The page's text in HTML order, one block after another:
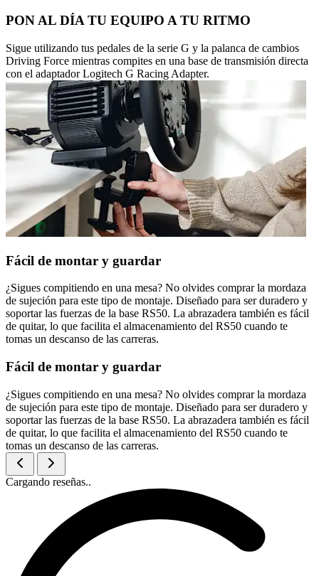
PON AL DÍA TU EQUIPO A TU RITMO
Sigue utilizando tus pedales de la serie G y la palanca de cambios
Driving Force mientras compites en una base de transmisión directa
con el adaptador Logitech G Racing Adapter.
Fácil de montar y guardar
¿Sigues compitiendo en una mesa? No olvides comprar la mordaza
de sujeción para este tipo de montaje. Diseñado para ser duradero y
soportar las fuerzas de la base RS50. La abrazadera también es fácil
de quitar, lo que facilita el almacenamiento del RS50 cuando te
tomas un descanso de las carreras.
Fácil de montar y guardar
¿Sigues compitiendo en una mesa? No olvides comprar la mordaza
de sujeción para este tipo de montaje. Diseñado para ser duradero y
soportar las fuerzas de la base RS50. La abrazadera también es fácil
de quitar, lo que facilita el almacenamiento del RS50 cuando te
tomas un descanso de las carreras.
Cargando reseñas..